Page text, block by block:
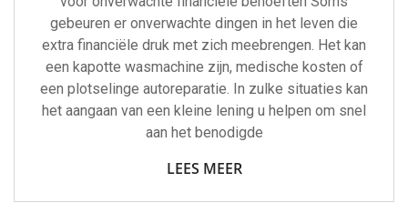
gebeuren er onverwachte dingen in het leven die
extra financiële druk met zich meebrengen. Het kan
een kapotte wasmachine zijn, medische kosten of
een plotselinge autoreparatie. In zulke situaties kan
het aangaan van een kleine lening u helpen om snel
aan het benodigde
LEES MEER